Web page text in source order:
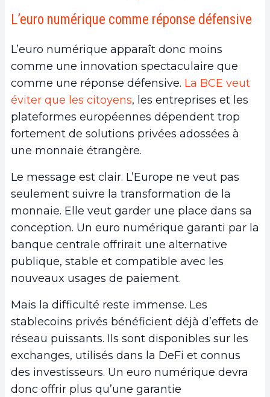
L’euro numérique comme réponse défensive
L’euro numérique apparaît donc moins
comme une innovation spectaculaire que
comme une réponse défensive. La BCE veut
éviter que les citoyens, les entreprises et les
plateformes européennes dépendent trop
fortement de solutions privées adossées à
une monnaie étrangère.
Le message est clair. L’Europe ne veut pas
seulement suivre la transformation de la
monnaie. Elle veut garder une place dans sa
conception. Un euro numérique garanti par la
banque centrale offrirait une alternative
publique, stable et compatible avec les
nouveaux usages de paiement.
Mais la difficulté reste immense. Les
stablecoins privés bénéficient déjà d’effets de
réseau puissants. Ils sont disponibles sur les
exchanges, utilisés dans la DeFi et connus
des investisseurs. Un euro numérique devra
donc offrir plus qu’une garantie